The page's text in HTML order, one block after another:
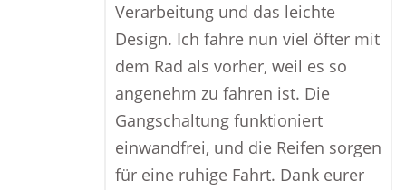
Verarbeitung und das leichte
Design. Ich fahre nun viel öfter mit
dem Rad als vorher, weil es so
angenehm zu fahren ist. Die
Gangschaltung funktioniert
einwandfrei, und die Reifen sorgen
für eine ruhige Fahrt. Dank eurer